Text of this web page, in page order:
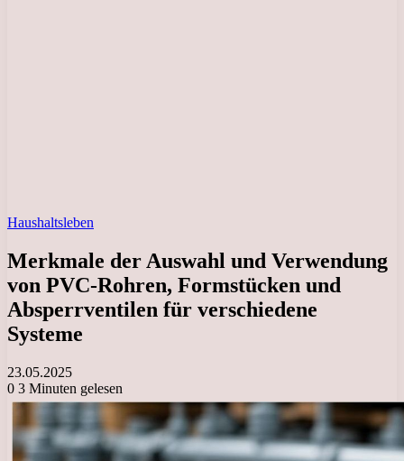
Haushaltsleben
Merkmale der Auswahl und Verwendung
von PVC-Rohren, Formstücken und
Absperrventilen für verschiedene
Systeme
23.05.2025
0 3 Minuten gelesen